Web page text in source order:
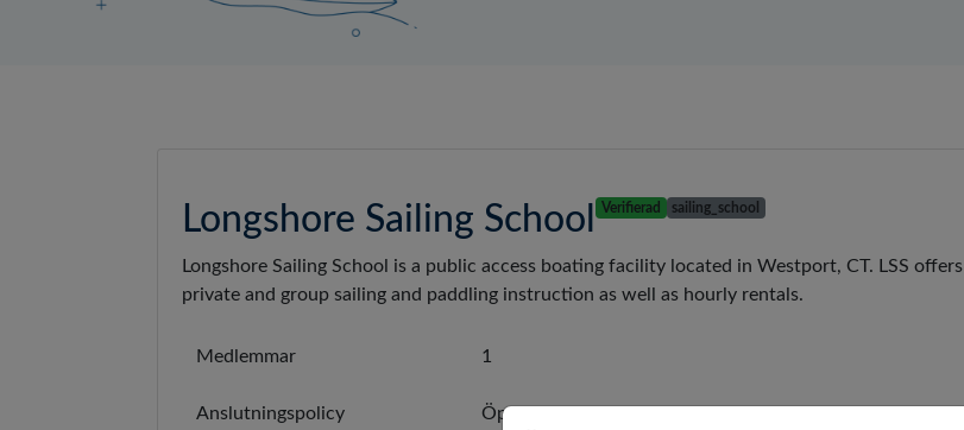
Longshore Sailing School Verifierad sailing_school
Longshore Sailing School is a public access boating facility located in Westport, CT. LSS offers
private and group sailing and paddling instruction as well as hourly rentals.
Medlemmar 1
Anslutningspolicy Öppen